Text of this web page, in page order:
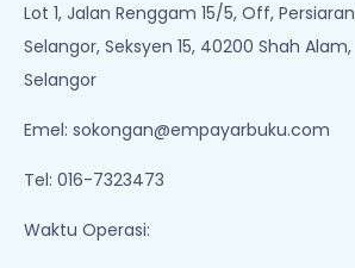
Lot 1, Jalan Renggam 15/5, Off, Persiaran
Selangor, Seksyen 15, 40200 Shah Alam,
Selangor
Emel: sokongan@empayarbuku.com
Tel: 016-7323473
Waktu Operasi: